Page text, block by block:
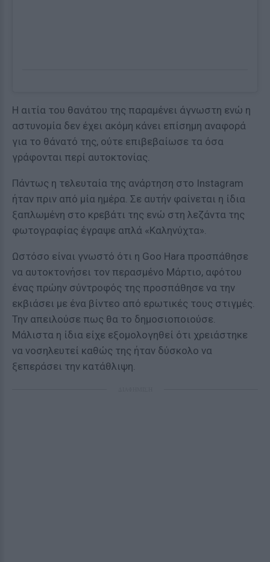
Η αιτία του θανάτου της παραμένει άγνωστη ενώ η
αστυνομία δεν έχει ακόμη κάνει επίσημη αναφορά
για το θάνατό της, ούτε επιβεβαίωσε τα όσα
γράφονται περί αυτοκτονίας.
Πάντως η τελευταία της ανάρτηση στο Instagram
ήταν πριν από μία ημέρα. Σε αυτήν φαίνεται η ίδια
ξαπλωμένη στο κρεβάτι της ενώ στη λεζάντα της
φωτογραφίας έγραψε απλά «Καληνύχτα».
Ωστόσο είναι γνωστό ότι η Goo Hara προσπάθησε
να αυτοκτονήσει τον περασμένο Μάρτιο, αφότου
ένας πρώην σύντροφός της προσπάθησε να την
εκβιάσει με ένα βίντεο από ερωτικές τους στιγμές.
Την απειλούσε πως θα το δημοσιοποιούσε.
Μάλιστα η ίδια είχε εξομολογηθεί ότι χρειάστηκε
να νοσηλευτεί καθώς της ήταν δύσκολο να
ξεπεράσει την κατάθλιψη.